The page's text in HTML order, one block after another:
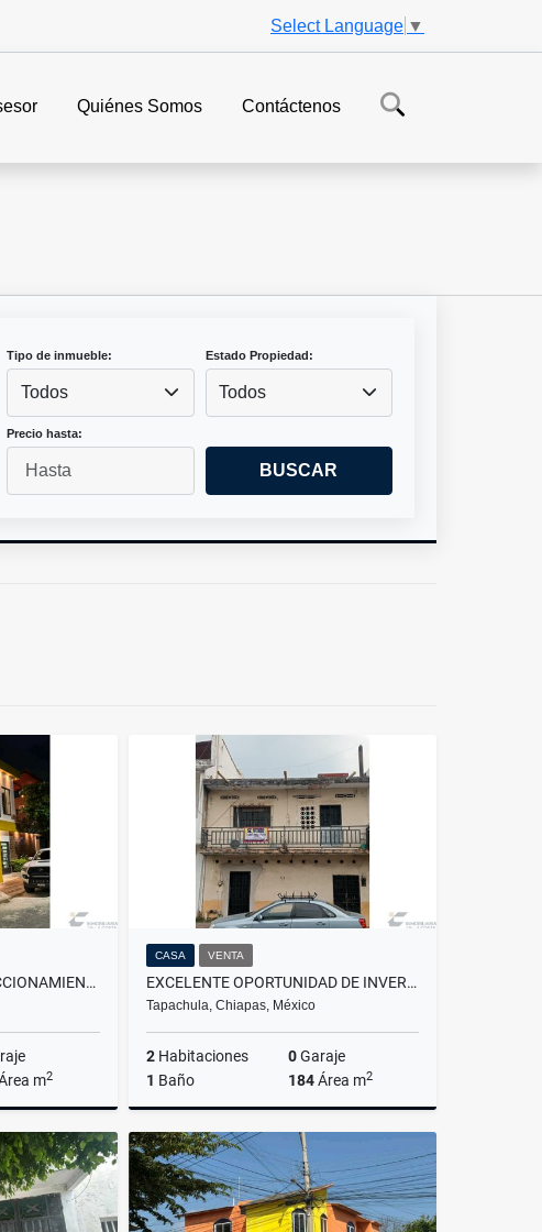
Select Language ▼
Quiénes Somos Contáctenos
Tipo de inmueble:
Todos
Estado Propiedad:
Todos
Precio hasta:
BUSCAR
SE VENDE CASA EN FRACCIONAMIENTO RINCONADA DEL CARMEN
m2
Venta
$2,350,000
CASA VENTA
EXCELENTE OPORTUNIDAD DE INVERSION EN TAPACHULA, PAR VIAL 9A NORTE
Tapachula, Chiapas, México
2Habitaciones 0Garaje
1 Baño 184Área m2
$1,850,000